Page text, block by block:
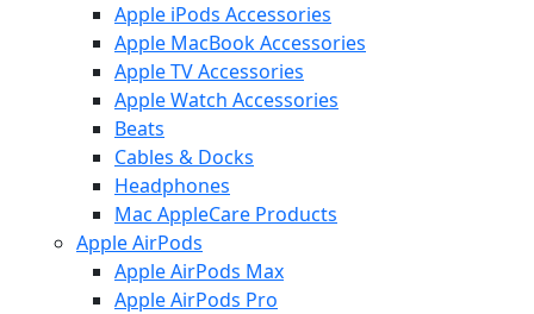
Apple iPods Accessories
Apple MacBook Accessories
Apple TV Accessories
Apple Watch Accessories
Beats
Cables & Docks
Headphones
Mac AppleCare Products
Apple AirPods
Apple AirPods Max
Apple AirPods Pro